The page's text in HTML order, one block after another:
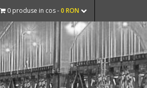
0 produse in cos -0 RON